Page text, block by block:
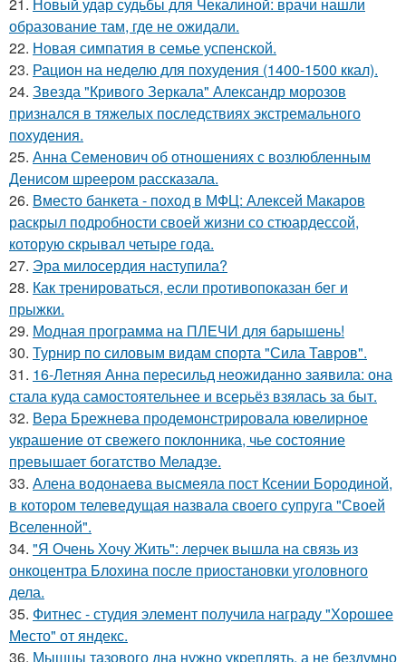
образование там, где не ожидали.
22. Новая симпатия в семье успенской.
23. Рацион на неделю для похудения (1400-1500 ккал).
24. Звезда "Кривого Зеркала" Александр морозов
признался в тяжелых последствиях экстремального
похудения.
25. Анна Семенович об отношениях с возлюбленным
Денисом шреером рассказала.
26. Вместо банкета - поход в МФЦ: Алексей Макаров
раскрыл подробности своей жизни со стюардессой,
которую скрывал четыре года.
27. Эра милосердия наступила?
28. Как тренироваться, если противопоказан бег и
прыжки.
29. Модная программа на ПЛЕЧИ для барышень!
30. Турнир по силовым видам спорта "Сила Тавров".
31. 16-Летняя Анна пересильд неожиданно заявила: она
стала куда самостоятельнее и всерьёз взялась за быт.
32. Вера Брежнева продемонстрировала ювелирное
украшение от свежего поклонника, чье состояние
превышает богатство Меладзе.
33. Алена водонаева высмеяла пост Ксении Бородиной,
в котором телеведущая назвала своего супруга "Своей
Вселенной".
34. "Я Очень Хочу Жить": лерчек вышла на связь из
онкоцентра Блохина после приостановки уголовного
дела.
35. Фитнес - студия элемент получила награду "Хорошее
Место" от яндекс.
36. Мышцы тазового дна нужно укреплять, а не бездумно